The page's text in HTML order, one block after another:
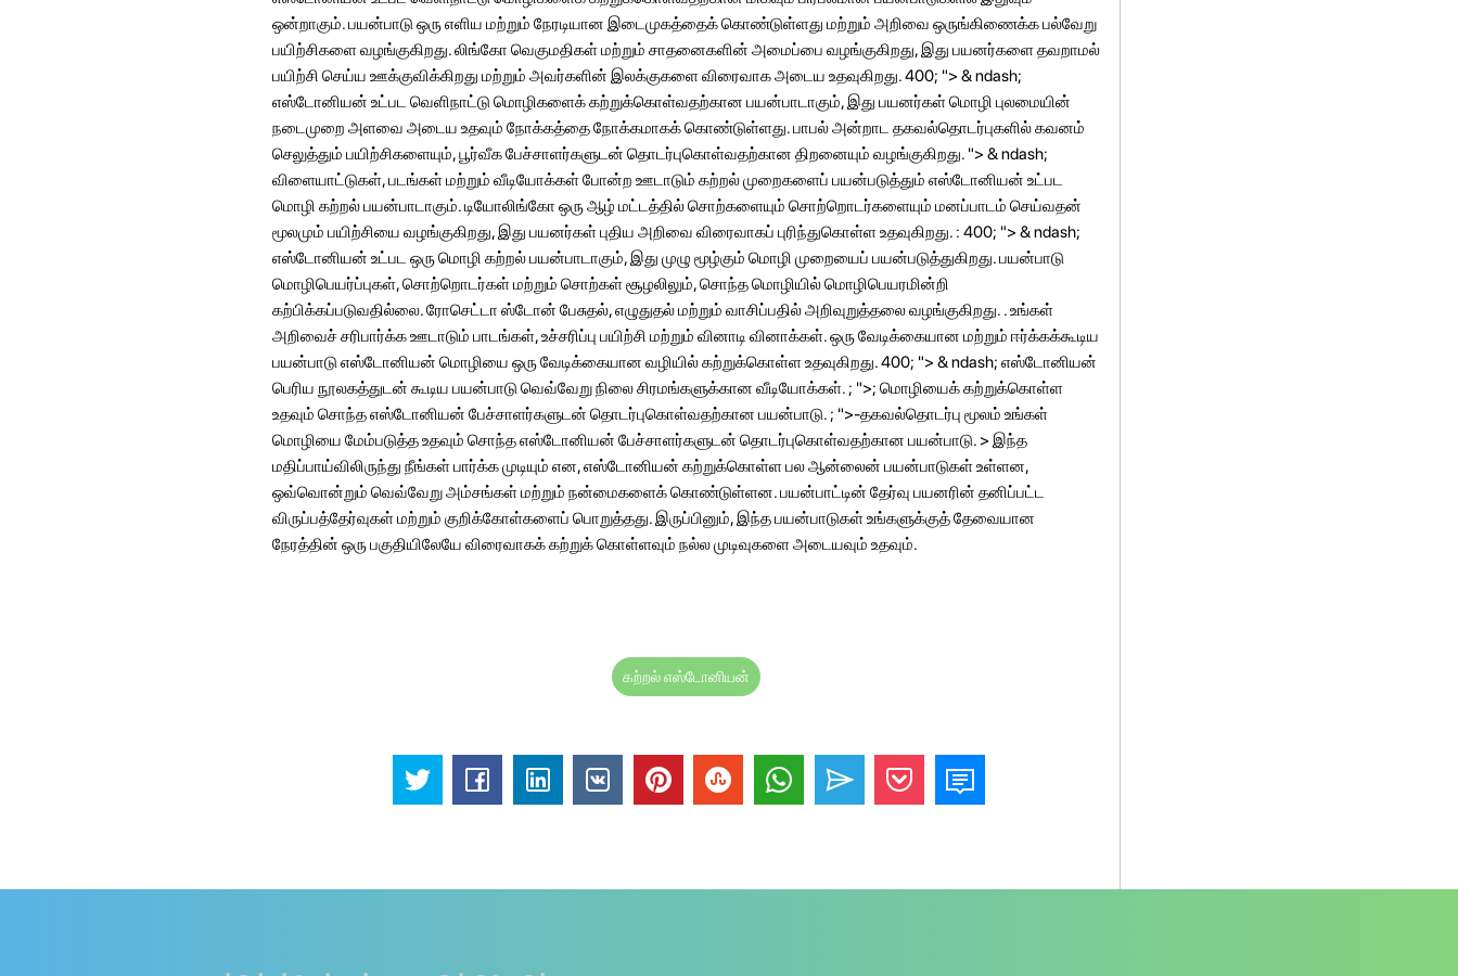
ஒன்றாகும். பயன்பாடு ஒரு எளிய மற்றும் நேரடியான இடைமுகத்தைக் கொண்டுள்ளது மற்றும் அறிவை ஒருங்கிணைக்க பல்வேறு
பயிற்சிகளை வழங்குகிறது. லிங்கோ வெகுமதிகள் மற்றும் சாதனைகளின் அமைப்பை வழங்குகிறது, இது பயனர்களை தவறாமல்
பயிற்சி செய்ய ஊக்குவிக்கிறது மற்றும் அவர்களின் இலக்குகளை விரைவாக அடைய உதவுகிறது. 400; "> & ndash;
எஸ்டோனியன் உட்பட வெளிநாட்டு மொழிகளைக் கற்றுக்கொள்வதற்கான பயன்பாடாகும், இது பயனர்கள் மொழி புலமையின்
நடைமுறை அளவை அடைய உதவும் நோக்கத்தை நோக்கமாகக் கொண்டுள்ளது. பாபல் அன்றாட தகவல்தொடர்புகளில் கவனம்
செலுத்தும் பயிற்சிகளையும், பூர்வீக பேச்சாளர்களுடன் தொடர்புகொள்வதற்கான திறனையும் வழங்குகிறது. "> & ndash;
விளையாட்டுகள், படங்கள் மற்றும் வீடியோக்கள் போன்ற ஊடாடும் கற்றல் முறைகளைப் பயன்படுத்தும் எஸ்டோனியன் உட்பட
மொழி கற்றல் பயன்பாடாகும். டியோலிங்கோ ஒரு ஆழ் மட்டத்தில் சொற்களையும் சொற்றொடர்களையும் மனப்பாடம் செய்வதன்
மூலமும் பயிற்சியை வழங்குகிறது, இது பயனர்கள் புதிய அறிவை விரைவாகப் புரிந்துகொள்ள உதவுகிறது. : 400; "> & ndash;
எஸ்டோனியன் உட்பட ஒரு மொழி கற்றல் பயன்பாடாகும், இது முழு மூழ்கும் மொழி முறையைப் பயன்படுத்துகிறது. பயன்பாடு
மொழிபெயர்ப்புகள், சொற்றொடர்கள் மற்றும் சொற்கள் சூழலிலும், சொந்த மொழியில் மொழிபெயரமின்றி
கற்பிக்கப்படுவதில்லை. ரோசெட்டா ஸ்டோன் பேசுதல், எழுதுதல் மற்றும் வாசிப்பதில் அறிவுறுத்தலை வழங்குகிறது. . உங்கள்
அறிவைச் சரிபார்க்க ஊடாடும் பாடங்கள், உச்சரிப்பு பயிற்சி மற்றும் வினாடி வினாக்கள். ஒரு வேடிக்கையான மற்றும் ஈர்க்கக்கூடிய
பயன்பாடு எஸ்டோனியன் மொழியை ஒரு வேடிக்கையான வழியில் கற்றுக்கொள்ள உதவுகிறது. 400; "> & ndash; எஸ்டோனியன்
பெரிய நூலகத்துடன் கூடிய பயன்பாடு வெவ்வேறு நிலை சிரமங்களுக்கான வீடியோக்கள். ; ">; மொழியைக் கற்றுக்கொள்ள
உதவும் சொந்த எஸ்டோனியன் பேச்சாளர்களுடன் தொடர்புகொள்வதற்கான பயன்பாடு. ; ">-தகவல்தொடர்பு மூலம் உங்கள்
மொழியை மேம்படுத்த உதவும் சொந்த எஸ்டோனியன் பேச்சாளர்களுடன் தொடர்புகொள்வதற்கான பயன்பாடு. > இந்த
மதிப்பாய்விலிருந்து நீங்கள் பார்க்க முடியும் என, எஸ்டோனியன் கற்றுக்கொள்ள பல ஆன்லைன் பயன்பாடுகள் உள்ளன,
ஒவ்வொன்றும் வெவ்வேறு அம்சங்கள் மற்றும் நன்மைகளைக் கொண்டுள்ளன. பயன்பாட்டின் தேர்வு பயனரின் தனிப்பட்ட
விருப்பத்தேர்வுகள் மற்றும் குறிக்கோள்களைப் பொறுத்தது. இருப்பினும், இந்த பயன்பாடுகள் உங்களுக்குத் தேவையான
நேரத்தின் ஒரு பகுதியிலேயே விரைவாகக் கற்றுக் கொள்ளவும் நல்ல முடிவுகளை அடையவும் உதவும்.
கற்றல் எஸ்டோனியன்